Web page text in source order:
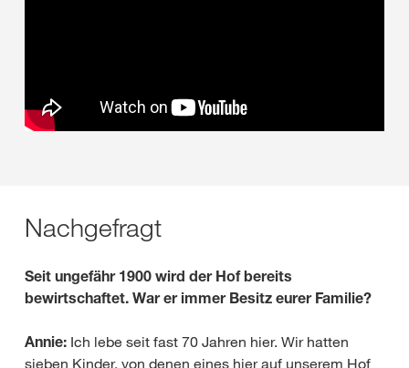
Nachgefragt
Seit ungefähr 1900 wird der Hof bereits
bewirtschaftet. War er immer Besitz eurer Familie?
Annie: Ich lebe seit fast 70 Jahren hier. Wir hatten
sieben Kinder, von denen eines hier auf unserem Hof